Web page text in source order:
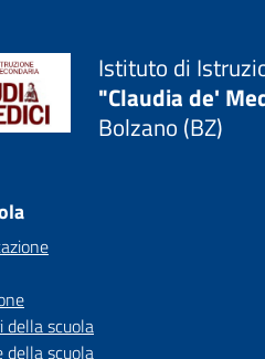
Istituto di
"Claudia de'
Bolzano (BZ)
della scuola
della scuola